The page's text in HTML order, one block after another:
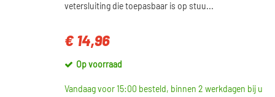
vetersluiting die toepasbaar is op stuu...
€ 14,96
Op voorraad
Vandaag voor 15:00 besteld, binnen 2 werkdagen bij u